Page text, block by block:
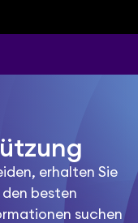
erhalten Sie
besten
suchen